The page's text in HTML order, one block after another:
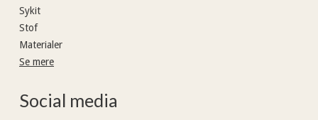
Sykit
Stof
Materialer
Se mere
Social media